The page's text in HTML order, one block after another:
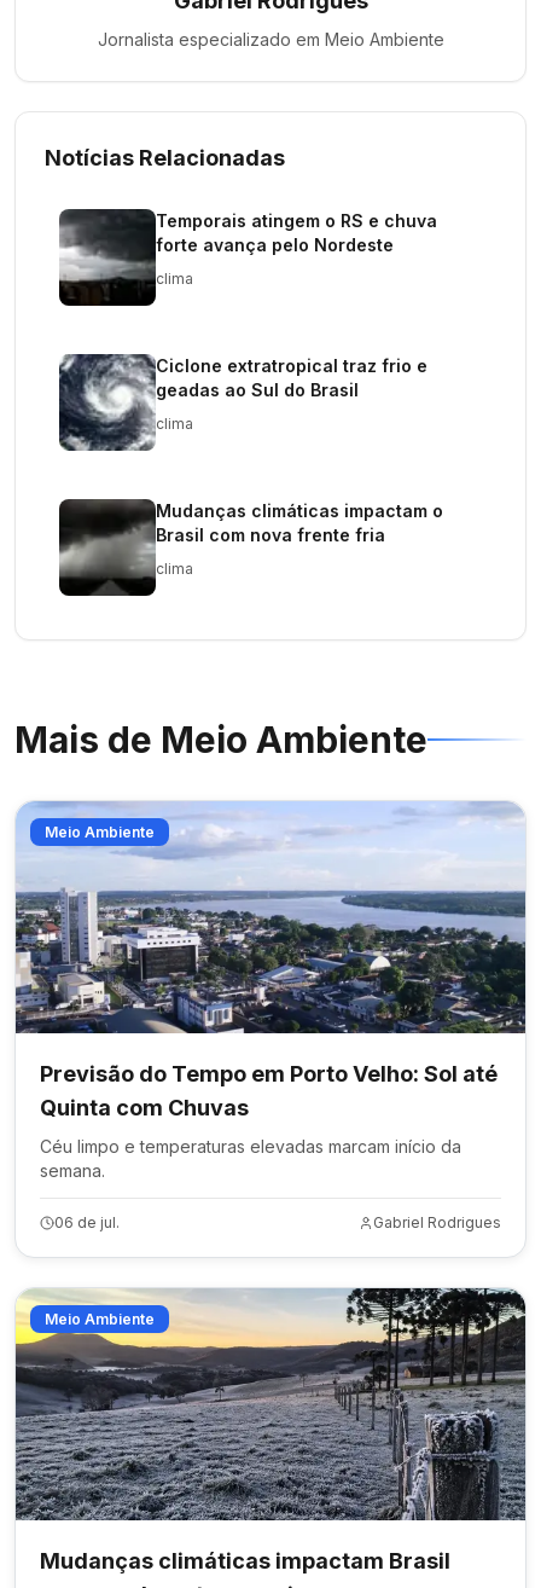
Jornalista especializado em Meio Ambiente
Notícias Relacionadas
Temporais atingem o RS e chuva
forte avança pelo Nordeste
clima
Ciclone extratropical traz frio e
geadas ao Sul do Brasil
clima
Mudanças climáticas impactam o
Brasil com nova frente fria
clima
Mais de Meio Ambiente
Meio Ambiente
Previsão do Tempo em Porto Velho: Sol até
Quinta com Chuvas
Céu limpo e temperaturas elevadas marcam início da
semana.
06 de jul. Gabriel Rodrigues
Meio Ambiente
Mudanças climáticas impactam Brasil